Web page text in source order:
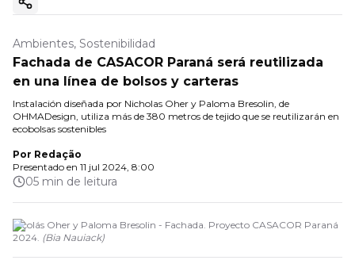
Copiar enlace
Ambientes, Sostenibilidad
Fachada de CASACOR Paraná será reutilizada
en una línea de bolsos y carteras
Instalación diseñada por Nicholas Oher y Paloma Bresolin, de
OHMADesign, utiliza más de 380 metros de tejido que se reutilizarán en
ecobolsas sostenibles
Por Redação
Presentado en 11 jul 2024, 8:00
05 min de leitura
Nicolás Oher y Paloma Bresolin - Fachada. Proyecto CASACOR Paraná
2024. (Bia Nauiack)